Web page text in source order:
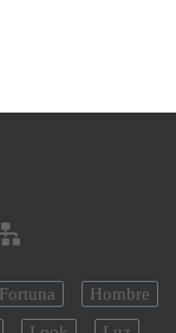
Fortuna
Hombre